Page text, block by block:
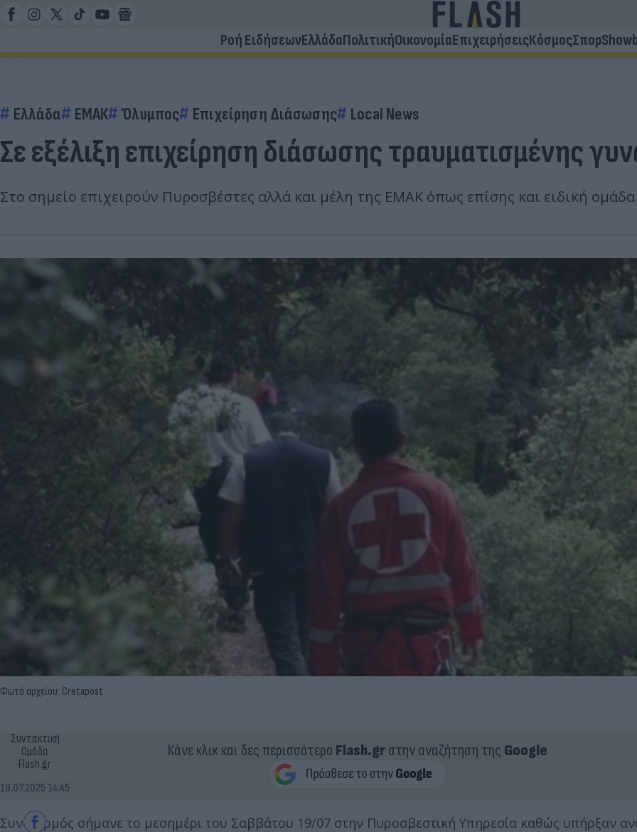
Ροή ΕιδήσεωνΕλλάδαΠολιτικήΟικονομίαΕπιχειρήσειςΚόσμοςΣπορ
Ελλάδα ΕΜΑΚ Όλυμπος Επιχείρηση Διάσωσης Local News
Σε εξέλιξη επιχείρηση διάσωσης τραυματισμένης
Στο σημείο επιχειρούν Πυροσβέστες αλλά και μέλη της ΕΜΑΚ όπως επίσης και ειδική
Φωτό αρχείου: Cretapost
Συντακτική
Ομάδα
Flash.gr
19.07.2025 14:45
Κάνε κλικ και δες περισσότερο Flash.grστην αναζήτηση της Google
Συναγερμός σήμανε το μεσημέρι του Σαββάτου 19/07 στην Πυροσβεστική Υπηρεσία καθώς υπήρξαν